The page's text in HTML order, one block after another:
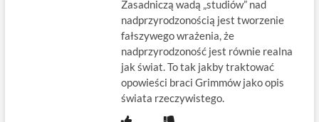
Zasadniczą wadą „studiów” nad
nadprzyrodzonością jest tworzenie
fałszywego wrażenia, że
nadprzyrodzoność jest równie realna
jak świat. To tak jakby traktować
opowieści braci Grimmów jako opis
świata rzeczywistego.